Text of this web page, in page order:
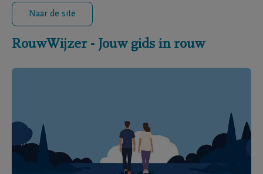
Naar de site
RouwWijzer - Jouw gids in rouw